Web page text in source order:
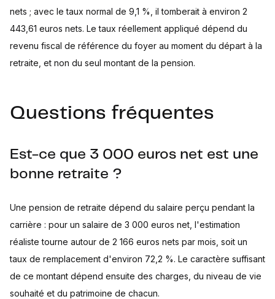
nets ; avec le taux normal de 9,1 %, il tomberait à environ 2
443,61 euros nets. Le taux réellement appliqué dépend du
revenu fiscal de référence du foyer au moment du départ à la
retraite, et non du seul montant de la pension.
Questions fréquentes
Est-ce que 3 000 euros net est une
bonne retraite ?
Une pension de retraite dépend du salaire perçu pendant la
carrière : pour un salaire de 3 000 euros net, l'estimation
réaliste tourne autour de 2 166 euros nets par mois, soit un
taux de remplacement d'environ 72,2 %. Le caractère suffisant
de ce montant dépend ensuite des charges, du niveau de vie
souhaité et du patrimoine de chacun.